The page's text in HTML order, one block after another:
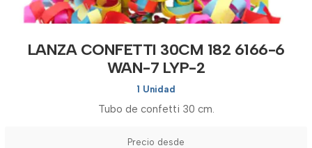
LANZA CONFETTI 30CM 182 6166-6
WAN-7 LYP-2
1 Unidad
Tubo de confetti 30 cm.
Precio desde